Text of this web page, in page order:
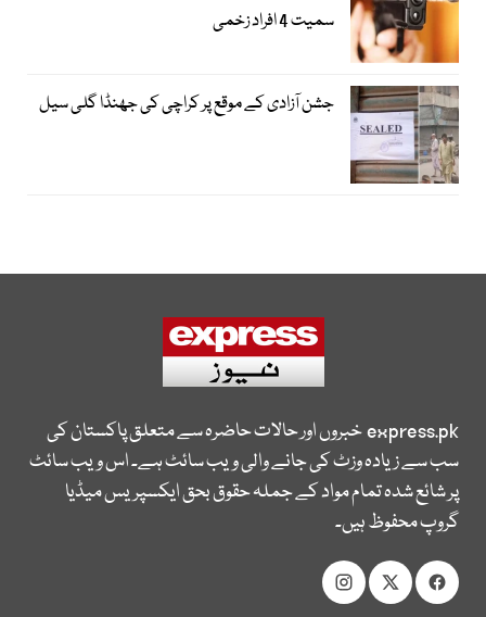
سمیت 4 افراد زخمی
جشن آزادی کے موقع پر کراچی کی جھنڈا گلی سیل
express.pkخبروں اور حالات حاضرہ سے متعلق پاکستان کی
سب سے زیادہ وزٹ کی جانے والی ویب سائٹ ہے۔ اس ویب سائٹ
پر شائع شدہ تمام مواد کے جملہ حقوق بحق ایکسپریس میڈیا
گروپ محفوظ ہیں۔